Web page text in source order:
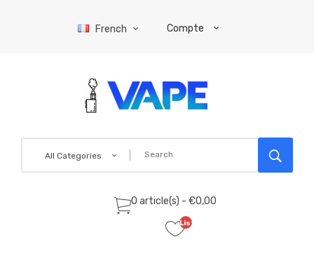
French Compte
All Categories
0 article(s) - €0,00
Liste